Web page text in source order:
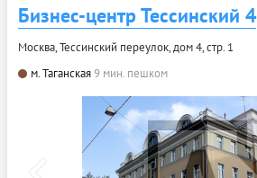
Бизнес-центр Тессинский 4
Москва, Тессинский переулок, дом 4, стр. 1
м. Таганская9 мин. пешком